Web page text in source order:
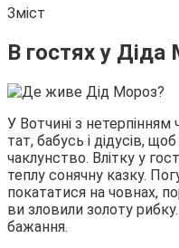
Зміст
В гостях у Діда
У Вотчині з нетерпінням
тат, бабусь і дідусів,
чаклунство. Влітку у
теплу сонячну казку.
покататися на човнах,
ви зловили золоту
бажання.